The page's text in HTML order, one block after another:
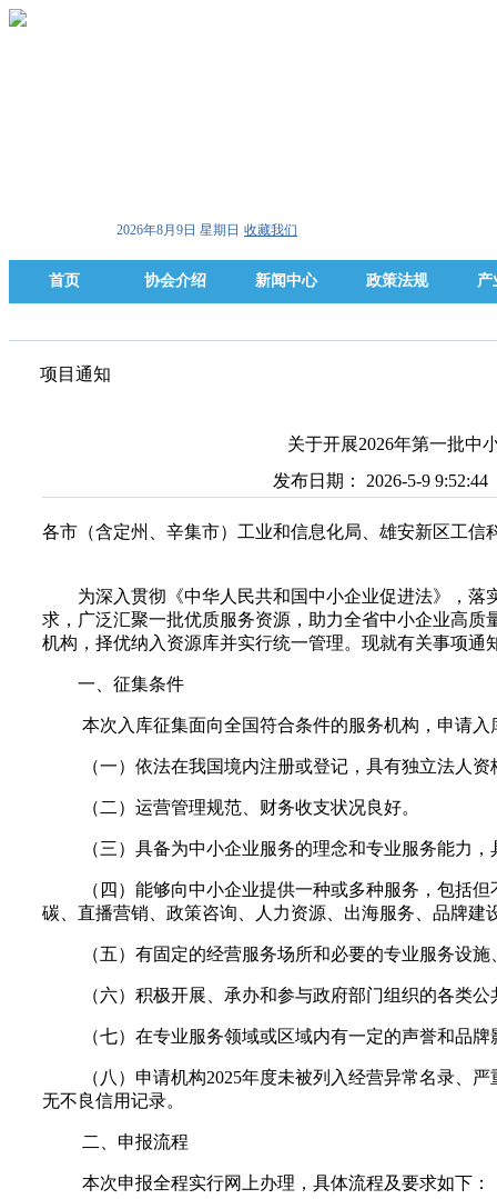
2026年8月9日 星期日 收藏我们
首页 协会介绍 新闻中心 政策法规 产
项目通知
关于开展2026年第一批中
发布日期： 2026-5-9
各市（含定州、辛集市）工业和信息化局、雄安新区工信
为深入贯彻《中华人民共和国中小企业促进法》，
求，广泛汇聚一批优质服务资源，助力全省中小企业高
机构，择优纳入资源库并实行统一管理。现就有关事项通
一、征集条件
本次入库征集面向全国符合条件的服务机构，申请
（一）依法在我国境内注册或登记，具有独立法人
（二）运营管理规范、财务收支状况良好。
（三）具备为中小企业服务的理念和专业服务能力
（四）能够向中小企业提供一种或多种服务，包括
碳、直播营销、政策咨询、人力资源、出海服务、品牌
（五）有固定的经营服务场所和必要的专业服务设
（六）积极开展、承办和参与政府部门组织的各类
（七）在专业服务领域或区域内有一定的声誉和品
（八）申请机构2025年度未被列入经营异常名录、
无不良信用记录。
二、申报流程
本次申报全程实行网上办理，具体流程及要求如下：